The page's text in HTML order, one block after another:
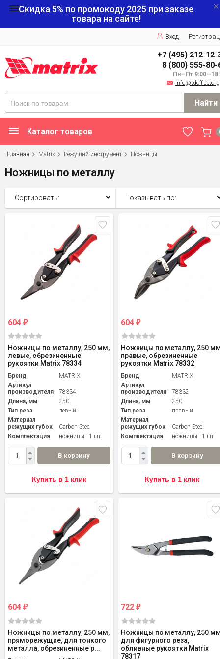
Скидка 5% по промокоду 2025 при заказе
товара на сайте!
Вход
+7 (495) 212-12-
8 (800) 555-80-
Пн—Пт
Найти
Каталог товаров
Главная Matrix Режущий инструмент Ножницы
Ножницы по металлу
Сортировать: Показывать по:
604 ₽
Ножницы по металлу, 250 мм,
левые, обрезиненные
рукоятки Matrix 78334
Бренд
MATRIX
Артикул
производителя
78334
Длина, мм
250
Тип реза
левый
Материал
режущих губок
Carbon Steel
Комплектация
ножницы - 1 шт
В корзину
Купить в 1 клик
604₽
Ножницы по металлу, 250
правые, обрезиненные
рукоятки Matrix 78332
Бренд
MATRIX
Артикул
производителя
78332
Длина, мм
250
Тип реза
правый
Материал
режущих губок
Carbon Steel
Комплектация
ножницы - 1 шт
В корзину
Купить в 1 клик
604 ₽
Ножницы по металлу, 250 мм,
пряморежущие, для тонкого
металла, обрезиненные р...
722₽
Ножницы по металлу, 250
для фигурного реза,
обливные рукоятки Matrix
78317